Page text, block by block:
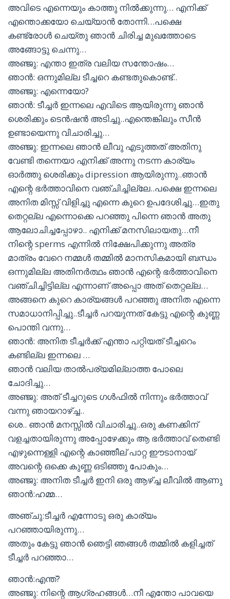
അവിടെ എന്നെയും കാത്തു നിൽക്കുന്നു… എനിക്ക്
എന്തൊക്കയോ ചെയ്യാൻ തോന്നി…പക്ഷെ
കണ്ട്രോൾ ചെയ്‌തു ഞാൻ ചിരിച്ച മുഖത്തോടെ
അങ്ങോട്ടു ചെന്നു…
അഞ്ജു: എന്താ ഇത്ര വലിയ സന്തോഷം…
ഞാൻ: ഒന്നുമില്ല ടീച്ചറെ കണ്ടതുകൊണ്ട്..
അഞ്ജു: എന്നെയോ?
ഞാൻ: ടീച്ചർ ഇന്നലെ എവിടെ ആയിരുന്നു ഞാൻ
ശെരിക്കും ടെൻഷൻ അടിച്ചു..എന്തെങ്കിലും സീൻ
ഉണ്ടായെന്നു വിചാരിച്ചു…
അഞ്ജു: ഇന്നലെ ഞാൻ ലീവു എടുത്തത് അതിനു
വേണ്ടി തന്നെയാ എനിക്ക് അന്നു നടന്ന കാര്യം
ഓർത്തു ശെരിക്കും dipression ആയിരുന്നു..ഞാൻ
എന്റെ ഭർത്താവിനെ വഞ്ചിച്ചില്ലേ..പക്ഷെ ഇന്നലെ
അനിത മിസ്സ് വിളിച്ചു എന്നെ കുറെ ഉപദേശിച്ചു…ഇതു
തെറ്റല്ല എന്നൊക്കെ പറഞ്ഞു പിന്നെ ഞാൻ അതു
ആലോചിച്ചപ്പോഴാ.. എനിക്ക് മനസിലായതു…നീ
നിന്റെ sperms എന്നിൽ നിക്ഷേപിക്കുന്നു അത്ര
മാത്രം വേറെ നമ്മൾ തമ്മിൽ മാനസികമായി ബന്ധം
ഒന്നുമില്ല അതിനർത്ഥം ഞാൻ എന്റെ ഭർത്താവിനെ
വഞ്ചിച്ചിട്ടില്ല എന്നാണ് അപ്പൊ അത് തെറ്റല്ല…
അങ്ങനെ കുറെ കാര്യങ്ങൾ പറഞ്ഞു അനിത എന്നെ
സമാധാനിപ്പിച്ചു..ടീച്ചർ പറയുന്നത് കേട്ടു എന്റെ കുണ്ണ
പൊന്തി വന്നു…
ഞാൻ: അനിത ടീച്ചർക്ക്‌ എന്താ പറ്റിയത് ടീച്ചറെം
കണ്ടില്ല ഇന്നലെ …
ഞാൻ വലിയ താൽപര്യമില്ലാത്ത പോലെ
ചോദിച്ചു…
അഞ്ജു: അത് ടീച്ചറുടെ ഗൾഫിൽ നിന്നും ഭർത്താവ്
വന്നു ഞായറാഴ്ച്ച..
ശെ.. ഞാൻ മനസ്സിൽ വിചാരിച്ചു..ഒരു കണക്കിന്
വളച്ചതായിരുന്നു അപ്പോഴേക്കും ആ ഭർത്താവ് തെണ്ടി
എഴുന്നെള്ളി എന്റെ കാഞ്ഞീല് പാറ്റ ഈടാനായ്
അവന്റെ ഒക്കെ കുണ്ണ ഒടിഞ്ഞു പോകും…
അഞ്ജു: അനിത ടീച്ചർ ഇനി ഒരു ആഴ്ച്ച ലീവിൽ ആണു
ഞാൻ:ഹമ്മ…
അഞ്ചു:ടീച്ചർ എന്നോടു ഒരു കാര്യം
പറഞ്ഞായിരുന്നു…
അതും കേട്ടു ഞാൻ ഞെട്ടി ഞങ്ങൾ തമ്മിൽ കളിച്ചത്
ടീച്ചർ പറഞ്ഞാ…
ഞാൻ:എന്ത്?
അഞ്ജു: നിന്റെ ആഗ്രഹങ്ങൾ…നീ എന്തോ പാവയെ